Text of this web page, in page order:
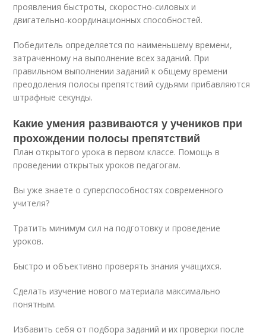
проявления быстроты, скоростно-силовых и
двигательно-координационных способностей.
Победитель определяется по наименьшему времени,
затраченному на выполнение всех заданий. При
правильном выполнении заданий к общему времени
преодоления полосы препятствий судьями прибавляются
штрафные секунды.
Какие умения развиваются у учеников при
прохождении полосы препятствий
План открытого урока в первом классе. Помощь в
проведении открытых уроков педагогам.
Вы уже знаете о суперспособностях современного
учителя?
Тратить минимум сил на подготовку и проведение
уроков.
Быстро и объективно проверять знания учащихся.
Сделать изучение нового материала максимально
понятным.
Избавить себя от подбора заданий и их проверки после